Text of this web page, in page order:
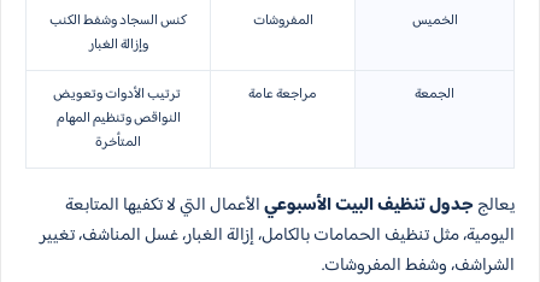
الخميس
المفروشات
كنس السجاد وشفط الكنب
وإزالة الغبار
الجمعة
مراجعة عامة
ترتيب الأدوات وتعويض
النواقص وتنظيم المهام
المتأخرة
يعالججدول تنظيف البيت الأسبوعيالأعمال التي لا تكفيها المتابعة
اليومية، مثل تنظيف الحمامات بالكامل، إزالة الغبار، غسل المناشف، تغيير
الشراشف، وشفط المفروشات.